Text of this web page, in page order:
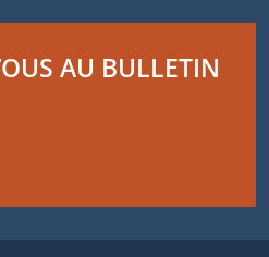
AU BULLETIN